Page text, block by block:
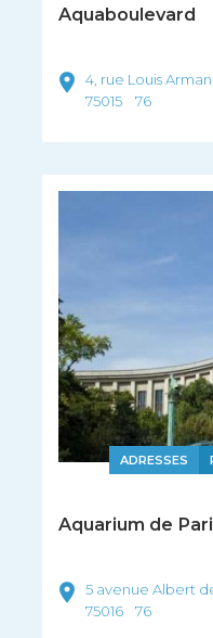
Aquaboulevard
4, rue Louis
75015
76
ADRESSES
Aquarium de
5 avenue Albert
75016
76